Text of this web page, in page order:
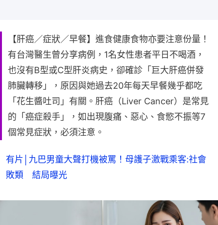
【肝癌／症狀／早餐】進食健康食物亦要注意份量！
有台灣醫生曾分享病例，1名女性患者平日不喝酒，
也沒有B型或C型肝炎病史，卻確診「巨大肝癌併發
肺臟轉移」，原因與她過去20年每天早餐幾乎都吃
「花生醬吐司」有關。肝癌（Liver Cancer）是常見
的「癌症殺手」，如出現腹痛、惡心、食慾不振等7
個常見症狀，必須注意。
有片│九巴男童大聲打機被罵！母護子激戰乘客:社會
敗類 結局曝光